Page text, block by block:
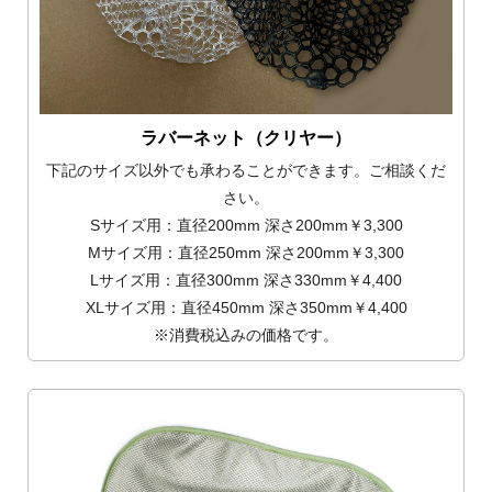
ラバーネット（クリヤー）
下記のサイズ以外でも承わることができます。ご相談くだ
さい。
Sサイズ用：直径200mm 深さ200mm￥3,300
Mサイズ用：直径250mm 深さ200mm￥3,300
Lサイズ用：直径300mm 深さ330mm￥4,400
XLサイズ用：直径450mm 深さ350mm￥4,400
※消費税込みの価格です。